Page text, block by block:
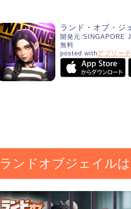
ランド・オブ・ジ
開発元:SINGAPORE
無料
posted withアプリーチ
ランドオブジェイル